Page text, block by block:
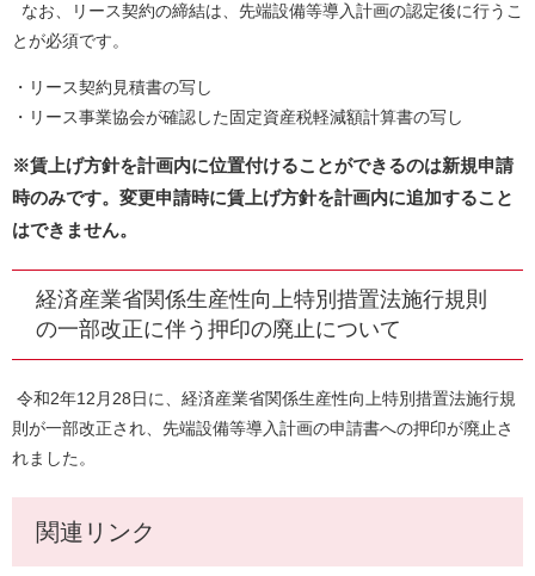
なお、リース契約の締結は、先端設備等導入計画の認定後に行うこ
とが必須です。
・リース契約見積書の写し
・リース事業協会が確認した固定資産税軽減額計算書の写し
※賃上げ方針を計画内に位置付けることができるのは新規申請
時のみです。変更申請時に賃上げ方針を計画内に追加すること
はできません。
経済産業省関係生産性向上特別措置法施行規則
の一部改正に伴う押印の廃止について
令和2年12月28日に、経済産業省関係生産性向上特別措置法施行規
則が一部改正され、先端設備等導入計画の申請書への押印が廃止さ
れました。
関連リンク